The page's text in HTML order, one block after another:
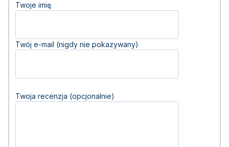
Twoje imię
Twój e-mail (nigdy nie pokazywany)
Twoja recenzja (opcjonalnie)